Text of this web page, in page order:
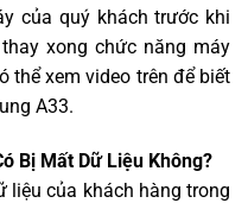
của quý khách trước khi
xong chức năng máy
thể xem video trên để biết
A33.
Bị Mất Dữ Liệu Không?
liệu của khách hàng trong